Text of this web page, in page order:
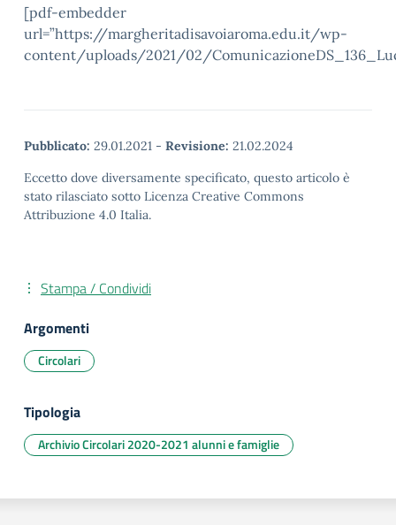
[pdf-embedder
url=”https://margheritadisavoiaroma.edu.it/wp-
content/uploads/2021/02/
Pubblicato: 29.01.2021 - Revisione: 21.02.2024
Eccetto dove diversamente specificato, questo articolo è
stato rilasciato sotto Licenza Creative Commons
Attribuzione 4.0 Italia.
Stampa / Condividi
Argomenti
Circolari
Tipologia
Archivio Circolari 2020-2021 alunni e famiglie